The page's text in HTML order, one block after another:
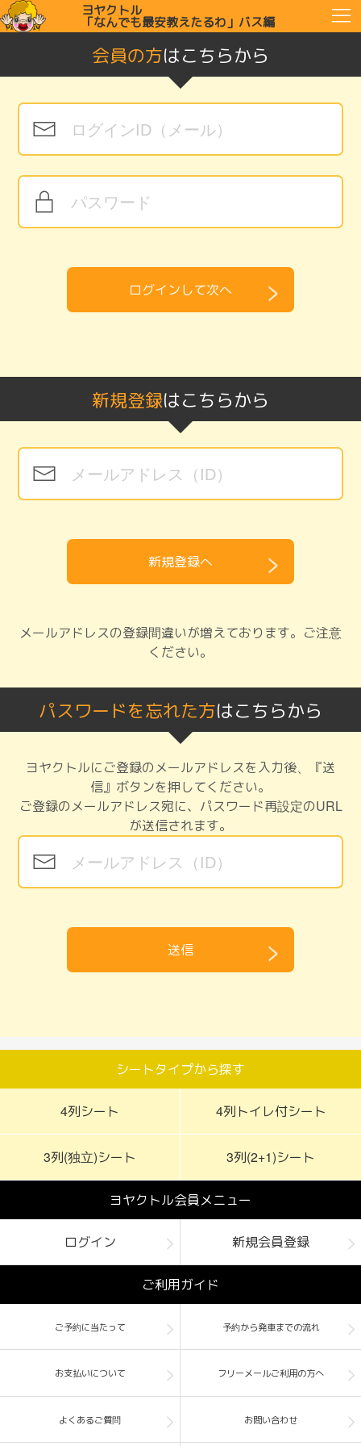
ヨヤクトル
「なんでも最安教えたるわ」バス編
会員の方はこちらから
ログインして次へ
新規登録はこちらから
新規登録へ
メールアドレスの登録間違いが増えております。ご注意
ください。
パスワードを忘れた方はこちらから
ヨヤクトルにご登録のメールアドレスを入力後、『送
信』ボタンを押してください。
ご登録のメールアドレス宛に、パスワード再設定のURL
が送信されます。
送信
シートタイプから探す
4列シート 4列トイレ付シート
3列(独立)シート 3列(2+1)シート
ヨヤクトル会員メニュー
ログイン 新規会員登録
ご利用ガイド
ご予約に当たって 予約から発車までの流れ
お支払いについて フリーメールご利用の方へ
よくあるご質問 お問い合わせ